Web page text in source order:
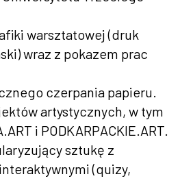
warsztatowej (druk
wraz z pokazem prac
czerpania papieru.
artystycznych, w tym
i PODKARPACKIE.ART.
sztukę z
(quizy,